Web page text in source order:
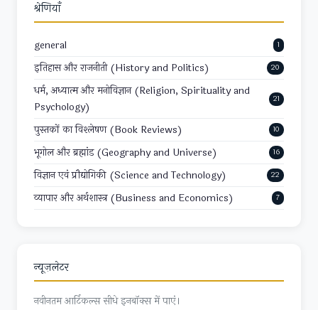
श्रेणियाँ
general 1
इतिहास और राजनीती (History and Politics) 20
धर्म, अध्यात्म और मनोविज्ञान (Religion, Spirituality and
Psychology)
21
पुस्तकों का विश्लेषण (Book Reviews) 10
भूगोल और ब्रह्मांड (Geography and Universe) 16
विज्ञान एवं प्रौद्योगिकी (Science and Technology) 22
व्यापार और अर्थशास्त्र (Business and Economics) 7
न्यूज़लेटर
नवीनतम आर्टिकल्स सीधे इनबॉक्स में पाएं।